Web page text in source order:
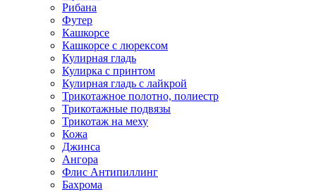
Рибана
Футер
Кашкорсе
Кашкорсе с люрексом
Кулирная гладь
Кулирка с принтом
Кулирная гладь с лайкрой
Трикотажное полотно, полиестр
Трикотажные подвязы
Трикотаж на меху
Кожа
Джинса
Ангора
Флис Антипиллинг
Бахрома